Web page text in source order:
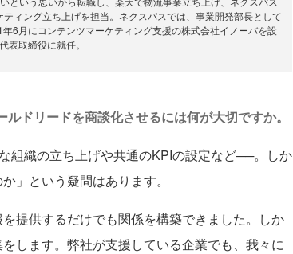
ィング立ち上げを担当。ネクスパスでは、事業開発部長として
6月にコンテンツマーケティング支援の株式会社イノーバを設
表取締役に就任。
ドリードを商談化させるには何が大切ですか。
組織の立ち上げや共通のKPIの設定など──。しか
」という疑問はあります。
提供するだけでも関係を構築できました。しか
します。弊社が支援している企業でも、我々に